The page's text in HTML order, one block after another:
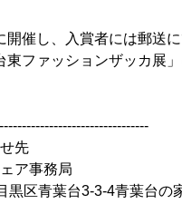
開催し、入賞者には郵送
東ファッションザッカ展
先
ア事務局
青葉台3-3-4青葉台の